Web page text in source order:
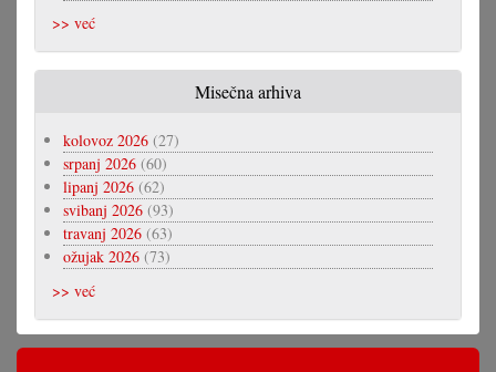
>> već
Misečna arhiva
kolovoz 2026 (27)
srpanj 2026 (60)
lipanj 2026 (62)
svibanj 2026 (93)
travanj 2026 (63)
ožujak 2026 (73)
>> već